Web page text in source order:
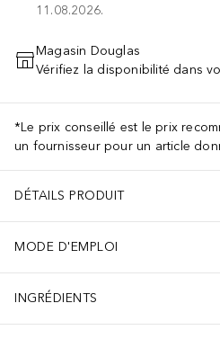
11.08.2026.
AJOUTER AU
Magasin Douglas
Vérifiez la disponibilité dans
*Le prix conseillé est le prix
un fournisseur pour un article
DÉTAILS PRODUIT
MODE D'EMPLOI
INGRÉDIENTS